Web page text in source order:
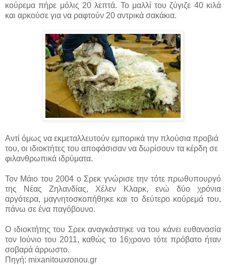
κούρεμα πήρε μόλις 20 λεπτά. Το μαλλί του ζύγιζε 40 κιλά
και αρκούσε για να ραφτούν 20 αντρικά σακάκια.
Αντί όμως να εκμεταλλευτούν εμπορικά την πλούσια προβιά
του, οι ιδιοκτήτες του αποφάσισαν να δωρίσουν τα κέρδη σε
φιλανθρωπικά ιδρύματα.
Τον Μάιο του 2004 ο Σρεκ γνώρισε την τότε πρωθυπουργό
της Νέας Ζηλανδίας, Χέλεν Κλαρκ, ενώ δύο χρόνια
αργότερα, μαγνητοσκοπήθηκε και το δεύτερο κούρεμά του,
πάνω σε ένα παγόβουνο.
Ο ιδιοκτήτης του Σρεκ αναγκάστηκε να του κάνει ευθανασία
τον Ιούνιο του 2011, καθώς το 16χρονο τότε πρόβατο ήταν
σοβαρά άρρωστο.
Πηγή: mixanitouxronou.gr